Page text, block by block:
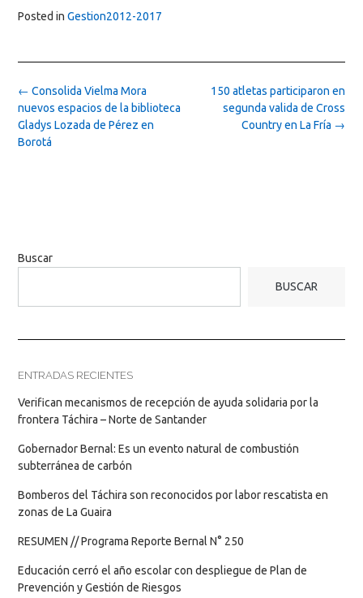
Posted in Gestion2012-2017
Post
navigation
150 atletas participaron en
segunda valida de Cross
Country en La Fría →
← Consolida Vielma Mora
nuevos espacios de la biblioteca
Gladys Lozada de Pérez en
Borotá
Buscar
BUSCAR
ENTRADAS RECIENTES
Verifican mecanismos de recepción de ayuda solidaria por la
frontera Táchira – Norte de Santander
Gobernador Bernal: Es un evento natural de combustión
subterránea de carbón
Bomberos del Táchira son reconocidos por labor rescatista en
zonas de La Guaira
RESUMEN // Programa Reporte Bernal N° 250
Educación cerró el año escolar con despliegue de Plan de
Prevención y Gestión de Riesgos